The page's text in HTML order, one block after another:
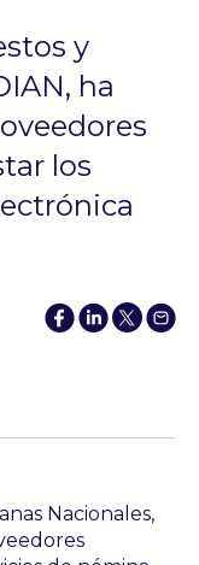
y
ha
los
Nacionales,